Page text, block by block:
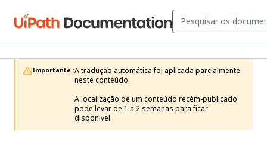
Importante :A tradução automática foi aplicada parcialmente
neste conteúdo.
A localização de um conteúdo recém-publicado
pode levar de 1 a 2 semanas para ficar
disponível.